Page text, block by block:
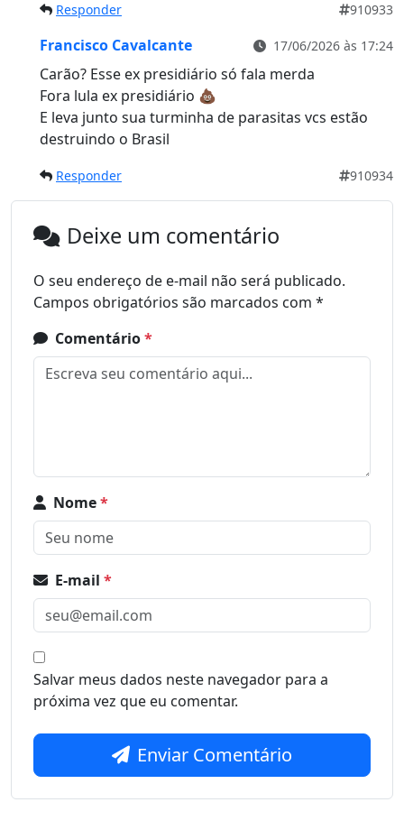
Responder 910933
Francisco Cavalcante 17/06/2026 às 17:24
Carão? Esse ex presidiário só fala merda
Fora lula ex presidiário 💩
E leva junto sua turminha de parasitas vcs estão
destruindo o Brasil
Responder 910934
Deixe um comentário
O seu endereço de e-mail não será publicado.
Campos obrigatórios são marcados com *
Comentário*
Nome*
E-mail *
Salvar meus dados neste navegador para a
próxima vez que eu comentar.
Enviar Comentário